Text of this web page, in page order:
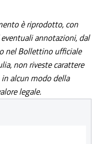
è riprodotto, con
annotazioni, dal
nel Bollettino ufficiale
non riveste carattere
alcun modo della
legale.